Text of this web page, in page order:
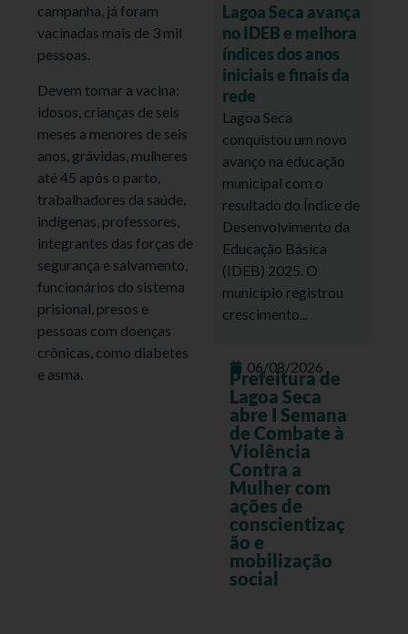
campanha, já foram
vacinadas mais de 3 mil
pessoas.
Devem tomar a vacina:
idosos, crianças de seis
meses a menores de seis
anos, grávidas, mulheres
até 45 após o parto,
trabalhadores da saúde,
indígenas, professores,
integrantes das forças de
segurança e salvamento,
funcionários do sistema
prisional, presos e
pessoas com doenças
crônicas, como diabetes
e asma.
Lagoa Seca avança
no IDEB e melhora
índices dos anos
iniciais e finais da
rede
Lagoa Seca
conquistou um novo
avanço na educação
municipal com o
resultado do Índice de
Desenvolvimento da
Educação Básica
(IDEB) 2025. O
município registrou
crescimento...
06/08/2026
Prefeitura de
Lagoa Seca
abre I Semana
de Combate à
Violência
Contra a
Mulher com
ações de
conscientizaç
ão e
mobilização
social